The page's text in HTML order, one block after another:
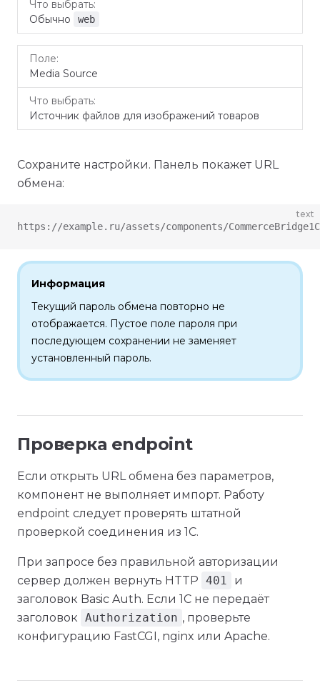
Обычно web
Media Source
Источник файлов для изображений товаров
Сохраните настройки. Панель покажет URL
обмена:
text
https://example.ru/assets/components/
Информация
Текущий пароль обмена повторно не
отображается. Пустое поле пароля при
последующем сохранении не заменяет
установленный пароль.
Проверка endpoint
Если открыть URL обмена без параметров,
компонент не выполняет импорт. Работу
endpoint следует проверять штатной
проверкой соединения из 1С.
При запросе без правильной авторизации
сервер должен вернуть HTTP 401
и
заголовок Basic Auth. Если 1С не передаёт
заголовок Authorization , проверьте
конфигурацию FastCGI, nginx или Apache.